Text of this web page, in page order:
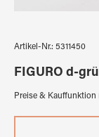
Artikel-Nr.: 5311450
FIGURO d-
Preise &